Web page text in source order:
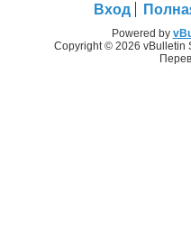
Вход
Powered by
Copyright © 2026 vBulletin